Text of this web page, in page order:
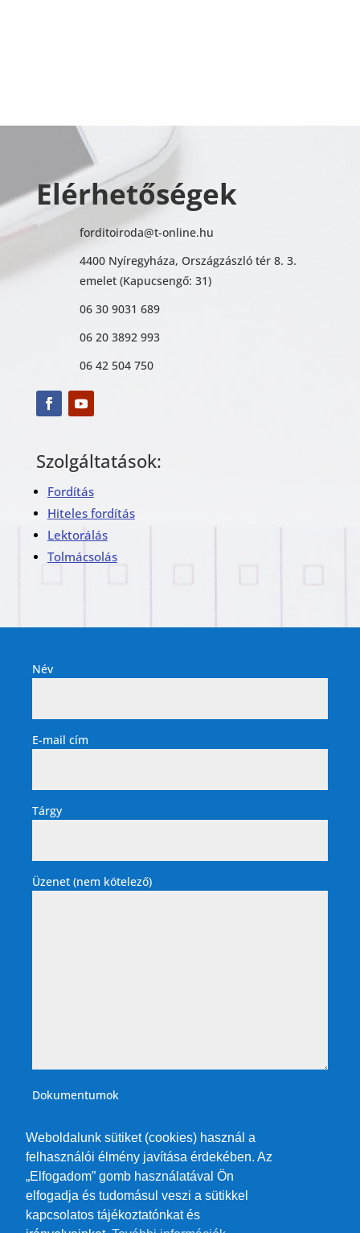
Elérhetőségek
forditoiroda@t-online.hu
4400 Nyíregyháza, Országzászló tér 8. 3.
emelet (Kapucsengő: 31)
06 30 9031 689
06 20 3892 993
06 42 504 750
Szolgáltatások:
Fordítás
Hiteles fordítás
Lektorálás
Tolmácsolás
Név
E-mail cím
Tárgy
Üzenet (nem kötelező)
Dokumentumok
Weboldalunk sütiket (cookies) használ a
felhasználói élmény javítása érdekében. Az
„Elfogadom” gomb használatával Ön
elfogadja és tudomásul veszi a sütikkel
kapcsolatos tájékoztatónkat és